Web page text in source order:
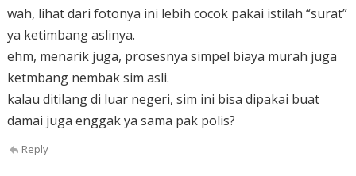
wah, lihat dari fotonya ini lebih cocok pakai istilah “surat”
ya ketimbang aslinya.
ehm, menarik juga, prosesnya simpel biaya murah juga
ketmbang nembak sim asli.
kalau ditilang di luar negeri, sim ini bisa dipakai buat
damai juga enggak ya sama pak polis?
Reply